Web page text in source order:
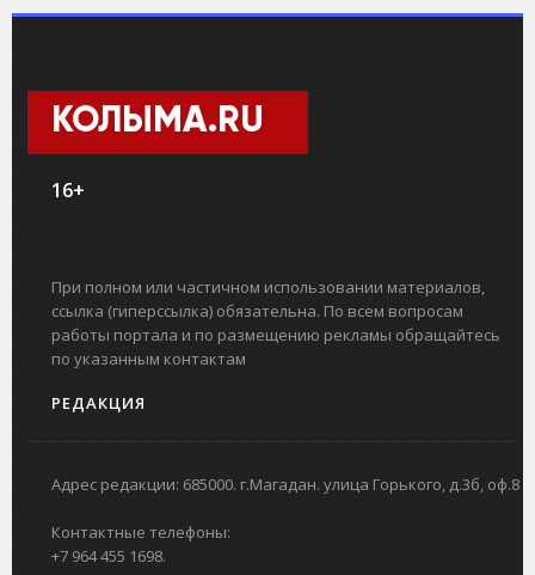
КОЛЫМА.RU
16+
При полном или частичном использовании материалов,
ссылка (гиперссылка) обязательна. По всем вопросам
работы портала и по размещению рекламы обращайтесь
по указанным контактам
РЕДАКЦИЯ
Адрес редакции: 685000. г.Магадан. улица Горького, д.3б, оф.8
Контактные телефоны:
+7 964 455 1698.